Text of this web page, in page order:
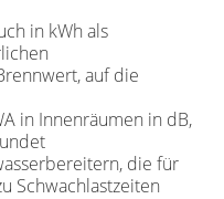
in kWh als
auf die
in Innenräumen in dB,
die für
Schwachlastzeiten